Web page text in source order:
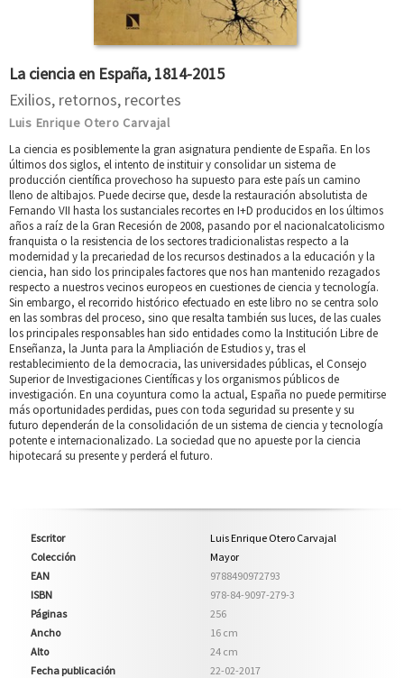
La ciencia en España, 1814-2015
Exilios, retornos, recortes
Luis Enrique Otero Carvajal
La ciencia es posiblemente la gran asignatura pendiente de España. En los
últimos dos siglos, el intento de instituir y consolidar un sistema de
producción científica provechoso ha supuesto para este país un camino
lleno de altibajos. Puede decirse que, desde la restauración absolutista de
Fernando VII hasta los sustanciales recortes en I+D producidos en los últimos
años a raíz de la Gran Recesión de 2008, pasando por el nacionalcatolicismo
franquista o la resistencia de los sectores tradicionalistas respecto a la
modernidad y la precariedad de los recursos destinados a la educación y la
ciencia, han sido los principales factores que nos han mantenido rezagados
respecto a nuestros vecinos europeos en cuestiones de ciencia y tecnología.
Sin embargo, el recorrido histórico efectuado en este libro no se centra solo
en las sombras del proceso, sino que resalta también sus luces, de las cuales
los principales responsables han sido entidades como la Institución Libre de
Enseñanza, la Junta para la Ampliación de Estudios y, tras el
restablecimiento de la democracia, las universidades públicas, el Consejo
Superior de Investigaciones Científicas y los organismos públicos de
investigación. En una coyuntura como la actual, España no puede permitirse
más oportunidades perdidas, pues con toda seguridad su presente y su
futuro dependerán de la consolidación de un sistema de ciencia y tecnología
potente e internacionalizado. La sociedad que no apueste por la ciencia
hipotecará su presente y perderá el futuro.
Escritor
Luis Enrique Otero Carvajal
Colección
Mayor
EAN
9788490972793
ISBN
978-84-9097-279-3
Páginas
256
Ancho
16 cm
Alto
24 cm
Fecha publicación
22-02-2017